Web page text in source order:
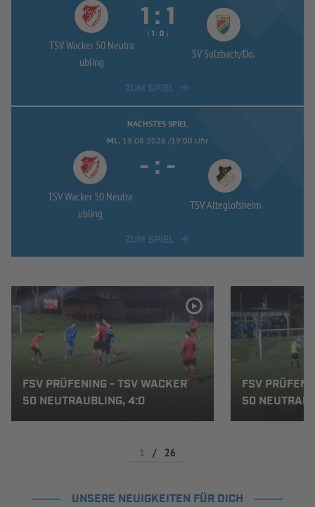
TSV Wacker 50 Neutra
ubling
 : 
(  :  )
SV Sulzbach/Do.
NÄCHSTES SPIEL
MI.. 19.08.2026 /19:00 Uhr
TSV Wacker 50 Neutra
ubling
- : -
TSV Alteglofsheim
FSV PRÜFENING - TSV WACKER
50 NEUTRAUBLING, 4:0
FSV
50
1 / 26
UNSERE NEUIGKEITEN FÜR DICH